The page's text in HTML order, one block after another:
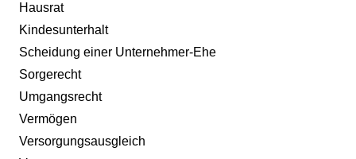
Hausrat
Kindesunterhalt
Scheidung einer Unternehmer-Ehe
Sorgerecht
Umgangsrecht
Vermögen
Versorgungsausgleich